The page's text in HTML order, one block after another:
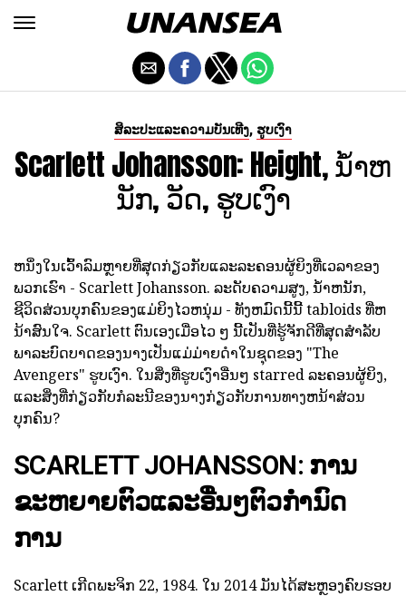
ສິລະປະແລະຄວາມບັນເທີງ, ຮູບເງົາ
Scarlett Johansson: Height, ນ້ໍາຫ
ນັກ, ວັດ, ຮູບເງົາ
ຫນຶ່ງໃນເວົ້າລົມຫຼາຍທີ່ສຸດກ່ຽວກັບແລະລະຄອນຜູ້ຍິງທີ່ເວລາຂອງ
ພວກເຮົາ - Scarlett Johansson. ລະດັບຄວາມສູງ, ນ້ໍາຫນັກ,
ຊີວິດສ່ວນບຸກຄົນຂອງແມ່ຍິງໄວຫນຸ່ມ - ທັງຫມົດນີ້ນີ້ tabloids ທີ່ຫ
ນ້າສົນໃຈ. Scarlett ຕົນເອງເມື່ອໄວ ໆ ນີ້ເປັນທີ່ຮູ້ຈັກດີທີ່ສຸດສໍາລັບ
ພາລະບົດບາດຂອງນາງເປັນແມ່ມ່າຍດໍາໃນຊຸດຂອງ "The
Avengers" ຮູບເງົາ. ໃນສິ່ງທີ່ຮູບເງົາອື່ນໆ starred ລະຄອນຜູ້ຍິງ,
ແລະສິ່ງທີ່ກ່ຽວກັບກໍລະນີຂອງນາງກ່ຽວກັບການທາງຫນ້າສ່ວນ
ບຸກຄົນ?
SCARLETT JOHANSSON: ການ
ຂະຫຍາຍຕົວແລະອື່ນໆຕົວກໍານົດ
ການ
Scarlett ເກີດພະຈິກ 22, 1984. ໃນ 2014 ມັນໄດ້ສະຫຼອງຄົບຮອບ